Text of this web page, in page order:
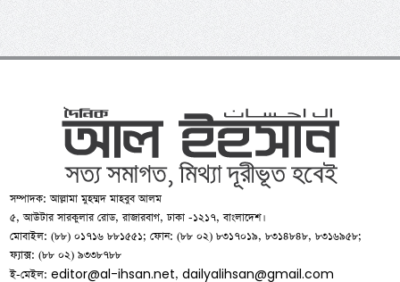
সম্পাদক: আল্লামা মুহম্মদ মাহবুব আলম
৫, আউটার সারকুলার রোড, রাজারবাগ, ঢাকা -১২১৭, বাংলাদেশ।
মোবাইল: (৮৮) ০১৭১৬ ৮৮১৫৫১; ফোন: (৮৮ ০২) ৮৩১৭০১৯, ৮৩১৪৮৪৮, ৮৩১৬৯৫৮;
ফ্যাক্স: (৮৮ ০২) ৯৩৩৮৭৮৮
ই-মেইল:editor@al-ihsan.net,dailyalihsan@gmail.com